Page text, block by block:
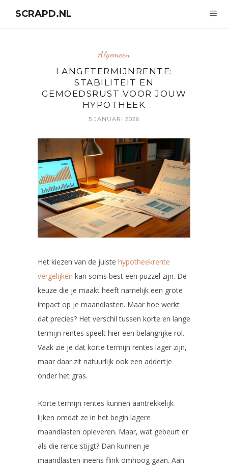
SCRAPD.NL
Algemeen
LANGETERMIJNRENTE:
STABILITEIT EN
GEMOEDSRUST VOOR JOUW
HYPOTHEEK
5 JANUARI 2026
Het kiezen van de juiste hypotheekrente
vergelijken kan soms best een puzzel zijn. De
keuze die je maakt heeft namelijk een grote
impact op je maandlasten. Maar hoe werkt
dat precies? Het verschil tussen korte en lange
termijn rentes speelt hier een belangrijke rol.
Vaak zie je dat korte termijn rentes lager zijn,
maar daar zit natuurlijk ook een addertje
onder het gras.
Korte termijn rentes kunnen aantrekkelijk
lijken omdat ze in het begin lagere
maandlasten opleveren. Maar, wat gebeurt er
als die rente stijgt? Dan kunnen je
maandlasten ineens flink omhoog gaan. Aan